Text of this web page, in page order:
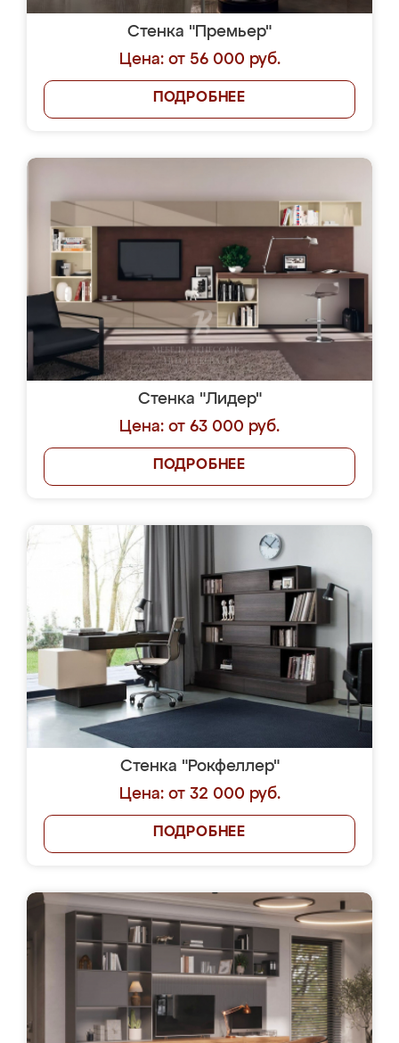
Стенка "Премьер"
Цена: от 56 000 руб.
ПОДРОБНЕЕ
Стенка "Лидер"
Цена: от 63 000 руб.
ПОДРОБНЕЕ
Стенка "Рокфеллер"
Цена: от 32 000 руб.
ПОДРОБНЕЕ